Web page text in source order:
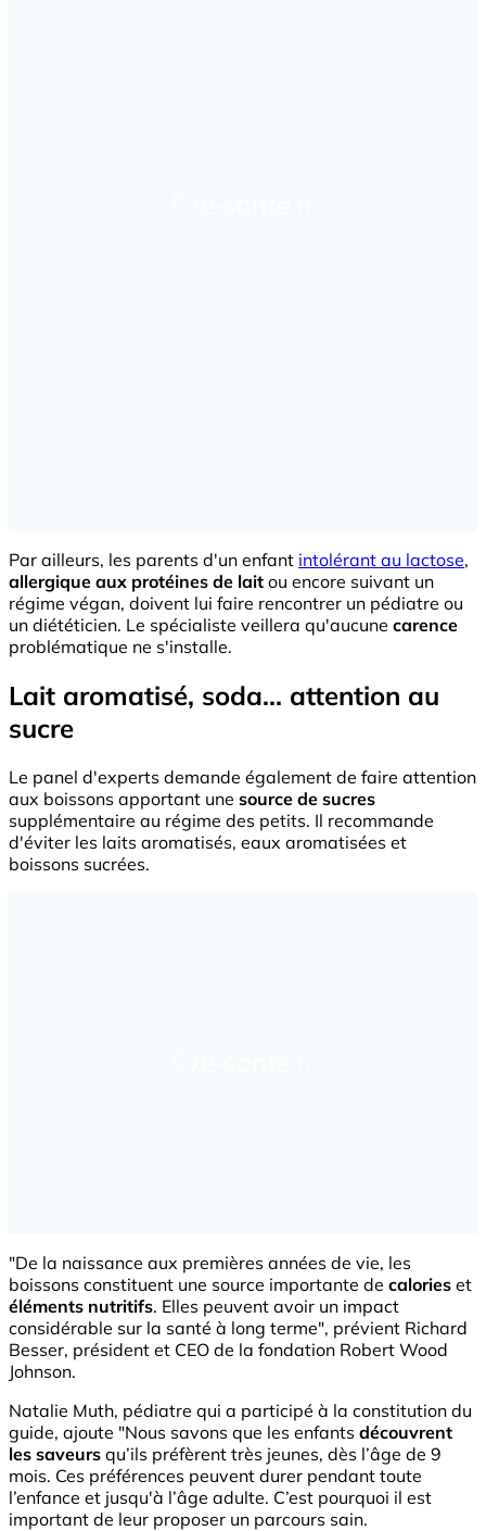
Par ailleurs, les parents d'un enfant intolérant au lactose,
allergique aux protéines de lait ou encore suivant un
régime végan, doivent lui faire rencontrer un pédiatre ou
un diététicien. Le spécialiste veillera qu'aucune carence
problématique ne s'installe.
Lait aromatisé, soda... attention au
sucre
Le panel d'experts demande également de faire attention
aux boissons apportant une source de sucres
supplémentaire au régime des petits. Il recommande
d'éviter les laits aromatisés, eaux aromatisées et
boissons sucrées.
"De la naissance aux premières années de vie, les
boissons constituent une source importante de calories et
éléments nutritifs. Elles peuvent avoir un impact
considérable sur la santé à long terme", prévient Richard
Besser, président et CEO de la fondation Robert Wood
Johnson.
Natalie Muth, pédiatre qui a participé à la constitution du
guide, ajoute "Nous savons que les enfants découvrent
les saveurs qu’ils préfèrent très jeunes, dès l’âge de 9
mois. Ces préférences peuvent durer pendant toute
l’enfance et jusqu'à l’âge adulte. C’est pourquoi il est
important de leur proposer un parcours sain.